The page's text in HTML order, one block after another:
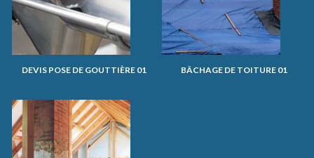
DEVIS POSE DE GOUTTIÈRE 01 BÂCHAGE DE TOITURE 01